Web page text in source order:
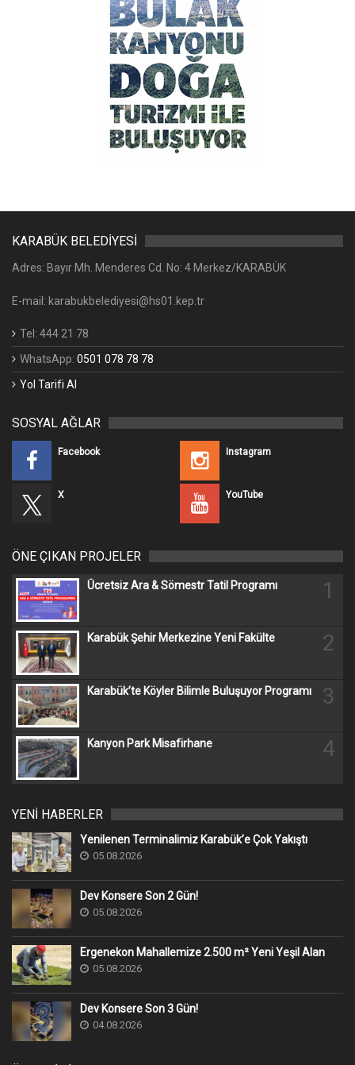
KARABÜK BELEDİYESİ
Adres: Bayır Mh. Menderes Cd. No: 4 Merkez/KARABÜK
E-mail: karabukbelediyesi@hs01.kep.tr
Tel: 444 21 78
WhatsApp: 0501 078 78 78
Yol Tarifi Al
SOSYAL AĞLAR
Facebook Instagram
X YouTube
ÖNE ÇIKAN PROJELER
Ücretsiz Ara & Sömestr Tatil Programı 1
Karabük Şehir Merkezine Yeni Fakülte 2
Karabük’te Köyler Bilimle Buluşuyor Programı 3
Kanyon Park Misafirhane 4
YENİ HABERLER
Yenilenen Terminalimiz Karabük’e Çok Yakıştı
05.08.2026
Dev Konsere Son 2️ Gün!
05.08.2026
Ergenekon Mahallemize 2.500 m² Yeni Yeşil Alan
05.08.2026
Dev Konsere Son 3️ Gün!
04.08.2026